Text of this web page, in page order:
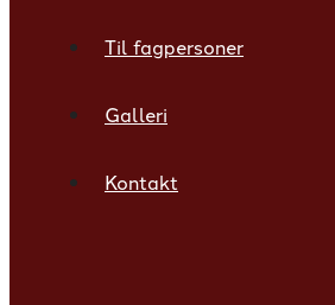
Til fagpersoner
Galleri
Kontakt